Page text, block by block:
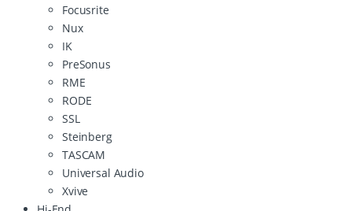
Focusrite
Nux
IK
PreSonus
RME
RODE
SSL
Steinberg
TASCAM
Universal Audio
Xvive